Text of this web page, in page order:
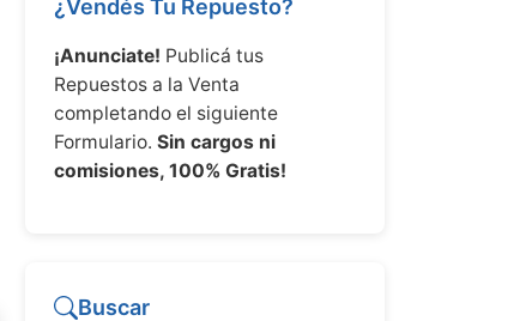
¿Vendés Tu Repuesto?
¡Anunciate! Publicá tus
Repuestos a la Venta
completando el siguiente
Formulario. Sin cargos ni
comisiones, 100% Gratis!
Buscar